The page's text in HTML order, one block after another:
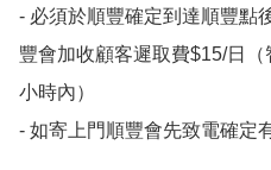
- 必須於順豐確定到達順豐點
豐會加收顧客遲取費$15/日
小時內）
- 如寄上門順豐會先致電確定